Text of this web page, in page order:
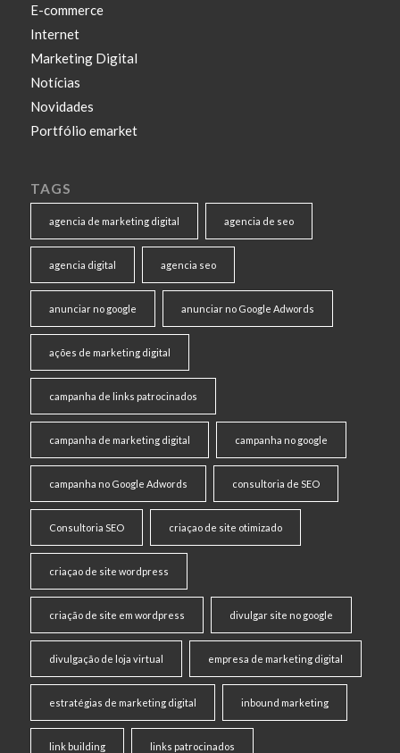
E-commerce
Internet
Marketing Digital
Notícias
Novidades
Portfólio emarket
TAGS
agencia de marketing digital agencia de seo
agencia digital agencia seo
anunciar no google anunciar no Google Adwords
ações de marketing digital
campanha de links patrocinados
campanha de marketing digital campanha no google
campanha no Google Adwords consultoria de SEO
Consultoria SEO criaçao de site otimizado
criaçao de site wordpress
criação de site em wordpress divulgar site no google
divulgação de loja virtual empresa de marketing digital
estratégias de marketing digital inbound marketing
link building links patrocinados